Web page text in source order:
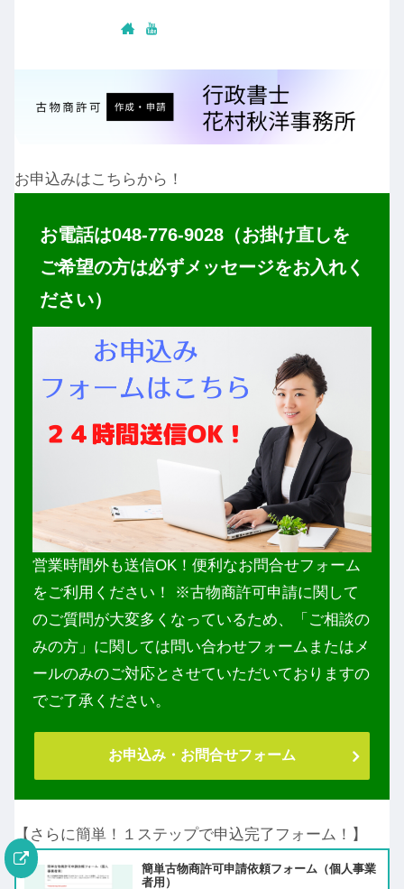
お申込みはこちらから！
お電話は048-776-9028（お掛け直しを
ご希望の方は必ずメッセージをお入れく
ださい）
営業時間外も送信OK！便利なお問合せフォーム
をご利用ください！ ※古物商許可申請に関して
のご質問が大変多くなっているため、「ご相談の
みの方」に関しては問い合わせフォームまたはメ
ールのみのご対応とさせていただいておりますの
でご了承ください。
お申込み・お問合せフォーム
【さらに簡単！１ステップで申込完了フォーム！】
簡単古物商許可申請依頼フォーム（個人事業
者用）